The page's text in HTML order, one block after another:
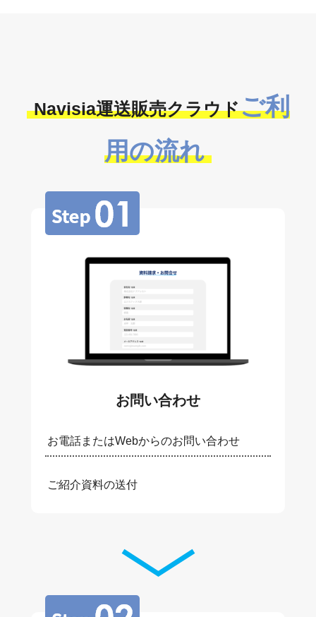
Navisia運送販売クラウドご利
用の流れ
お問い合わせ
お電話またはWebからのお問い合わせ
ご紹介資料の送付